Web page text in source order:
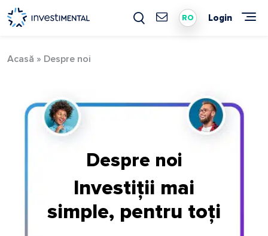
Skip
to
content
RO Login
Acasă » Despre noi
Despre noi
Investiții mai
simple, pentru toți